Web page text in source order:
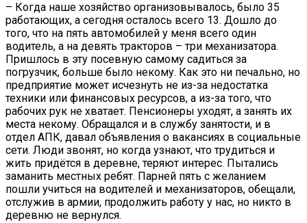
– Когда наше хозяйство организовывалось, было 35
работающих, а сегодня осталось всего 13. Дошло до
того, что на пять автомобилей у меня всего один
водитель, а на девять тракторов – три механизатора.
Пришлось в эту посевную самому садиться за
погрузчик, больше было некому. Как это ни печально, но
предприятие может исчезнуть не из-за недостатка
техники или финансовых ресурсов, а из-за того, что
рабочих рук не хватает. Пенсионеры уходят, а занять их
места некому. Обращался и в службу занятости, и в
отдел АПК, давал объявления о вакансиях в социальные
сети. Люди звонят, но когда узнают, что трудиться и
жить придётся в деревне, теряют интерес. Пытались
заманить местных ребят. Парней пять с желанием
пошли учиться на водителей и механизаторов, обещали,
отслужив в армии, продолжить работу у нас, но никто в
деревню не вернулся.